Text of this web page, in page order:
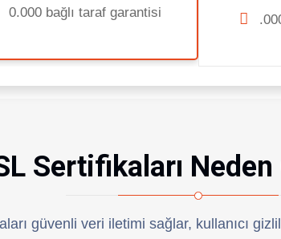
0.000 bağlı taraf garantisi
Sertifikaları
güvenli veri iletimi sağlar, kullanıcı